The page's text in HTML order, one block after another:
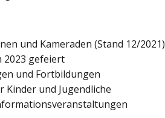
und Kameraden (Stand 12/2021)
2023 gefeiert
und Fortbildungen
Kinder und Jugendliche